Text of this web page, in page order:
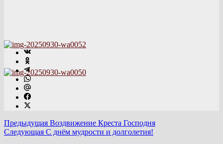
Предыдущая Воздвижение Креста Господня
Следующая С днём мудрости и долголетия!